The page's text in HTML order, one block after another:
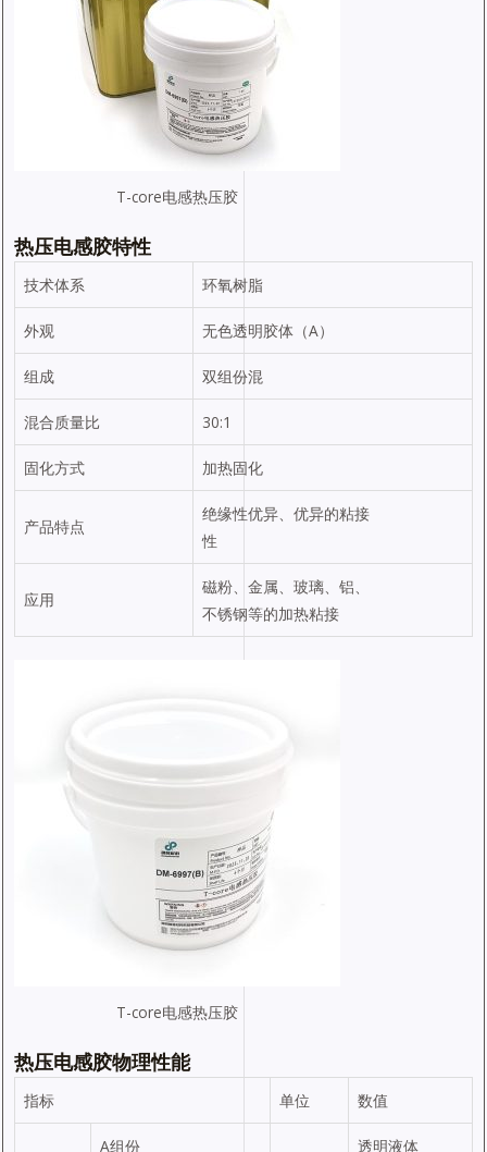
T-core电感热压胶
热压电感胶特性
技术体系 环氧树脂
外观 无色透明胶体（A）
组成 双组份混
混合质量比 30:1
固化方式 加热固化
产品特点
绝缘性优异、优异的粘接
性
应用
磁粉、金属、玻璃、铝、
不锈钢等的加热粘接
T-core电感热压胶
热压电感胶物理性能
指标 单位 数值
A组份 透明液体